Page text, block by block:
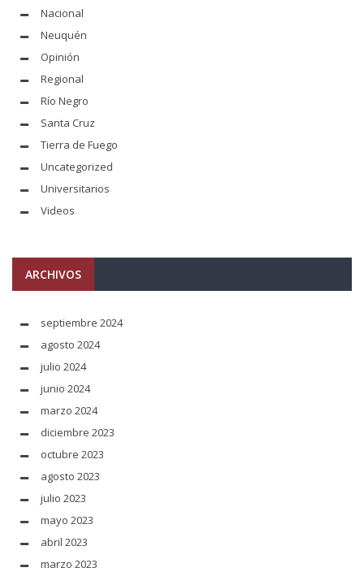
Nacional
Neuquén
Opinión
Regional
Río Negro
Santa Cruz
Tierra de Fuego
Uncategorized
Universitarios
Videos
ARCHIVOS
septiembre 2024
agosto 2024
julio 2024
junio 2024
marzo 2024
diciembre 2023
octubre 2023
agosto 2023
julio 2023
mayo 2023
abril 2023
marzo 2023